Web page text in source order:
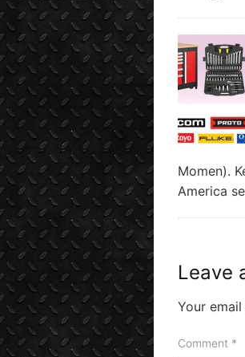
Momen).
America
Leave
Your
Comment *